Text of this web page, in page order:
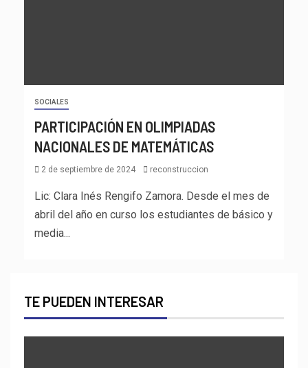
SOCIALES
PARTICIPACIÓN EN OLIMPIADAS
NACIONALES DE MATEMÁTICAS
2 de septiembre de 2024 reconstruccion
Lic: Clara Inés Rengifo Zamora. Desde el mes de
abril del año en curso los estudiantes de básico y
media...
TE PUEDEN INTERESAR